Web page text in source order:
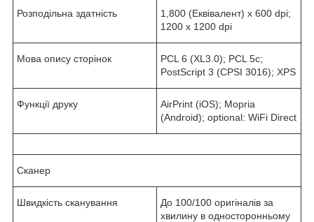
Розподільна здатність
1,800 (Еквівалент) x 600 dpi;
1200 x 1200 dpi
Мова опису сторінок
PCL 6 (XL3.0); PCL 5c;
PostScript 3 (CPSI 3016); XPS
Функції друку
AirPrint (iOS); Mopria
(Android); optional: WiFi Direct
Сканер
Швидкість сканування
До 100/100 оригіналів за
хвилину в односторонньому